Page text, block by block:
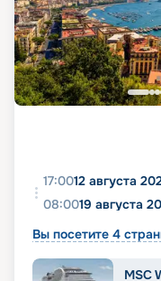
17:0012 августа
08:0019 августа
Вы посетите 4
MSC